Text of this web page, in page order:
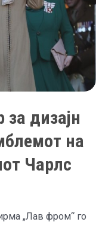
дизајн
на
Чарлс
„Лав фром“ го